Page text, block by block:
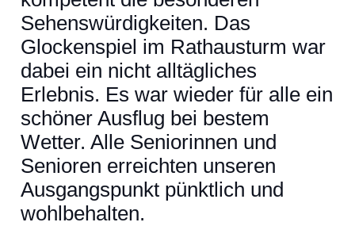
Sehenswürdigkeiten. Das
Glockenspiel im Rathausturm war
dabei ein nicht alltägliches
Erlebnis. Es war wieder für alle ein
schöner Ausflug bei bestem
Wetter. Alle Seniorinnen und
Senioren erreichten unseren
Ausgangspunkt pünktlich und
wohlbehalten.